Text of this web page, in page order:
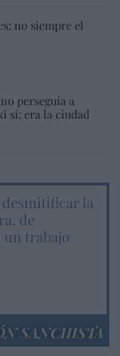
no siempre el
perseguía a
sí: era la ciudad
la
de
un trabajo
SANCHISTA